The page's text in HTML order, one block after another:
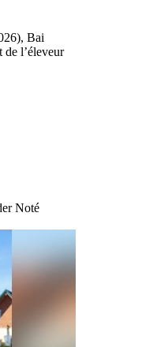
Bai
de l’éleveur
Noté